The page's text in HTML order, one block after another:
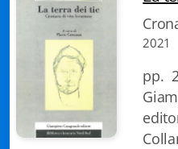
2021
pp.
Contatti
Chi siamo